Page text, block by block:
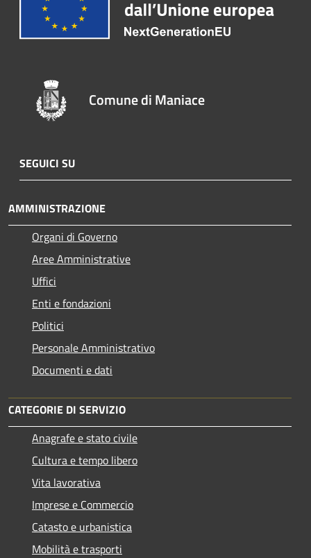
Comune di Maniace
SEGUICI SU
AMMINISTRAZIONE
Organi di Governo
Aree Amministrative
Uffici
Enti e fondazioni
Politici
Personale Amministrativo
Documenti e dati
CATEGORIE DI SERVIZIO
Anagrafe e stato civile
Cultura e tempo libero
Vita lavorativa
Imprese e Commercio
Catasto e urbanistica
Mobilità e trasporti